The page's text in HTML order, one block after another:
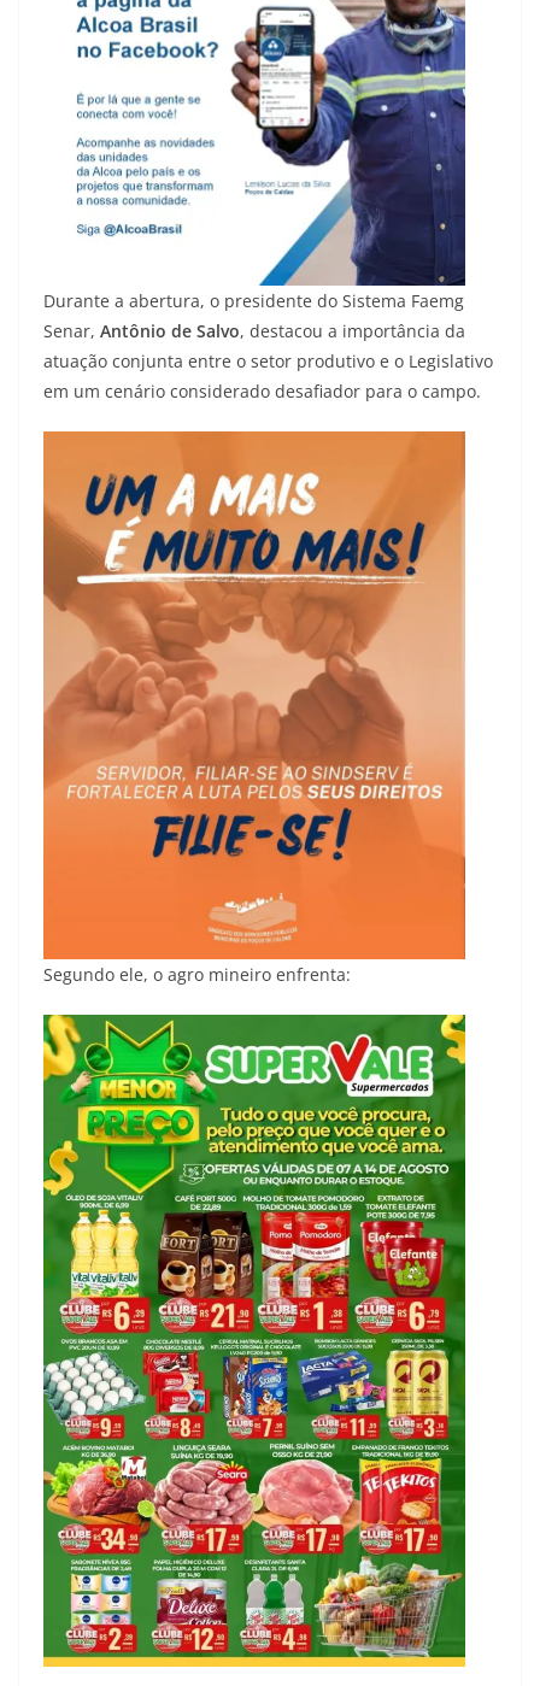
Durante a abertura, o presidente do Sistema Faemg
Senar, Antônio de Salvo, destacou a importância da
atuação conjunta entre o setor produtivo e o Legislativo
em um cenário considerado desafiador para o campo.
Segundo ele, o agro mineiro enfrenta: